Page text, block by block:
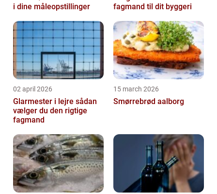
i dine måleopstillinger
fagmand til dit byggeri
02 april 2026
Glarmester i lejre sådan
vælger du den rigtige
fagmand
15 march 2026
Smørrebrød aalborg